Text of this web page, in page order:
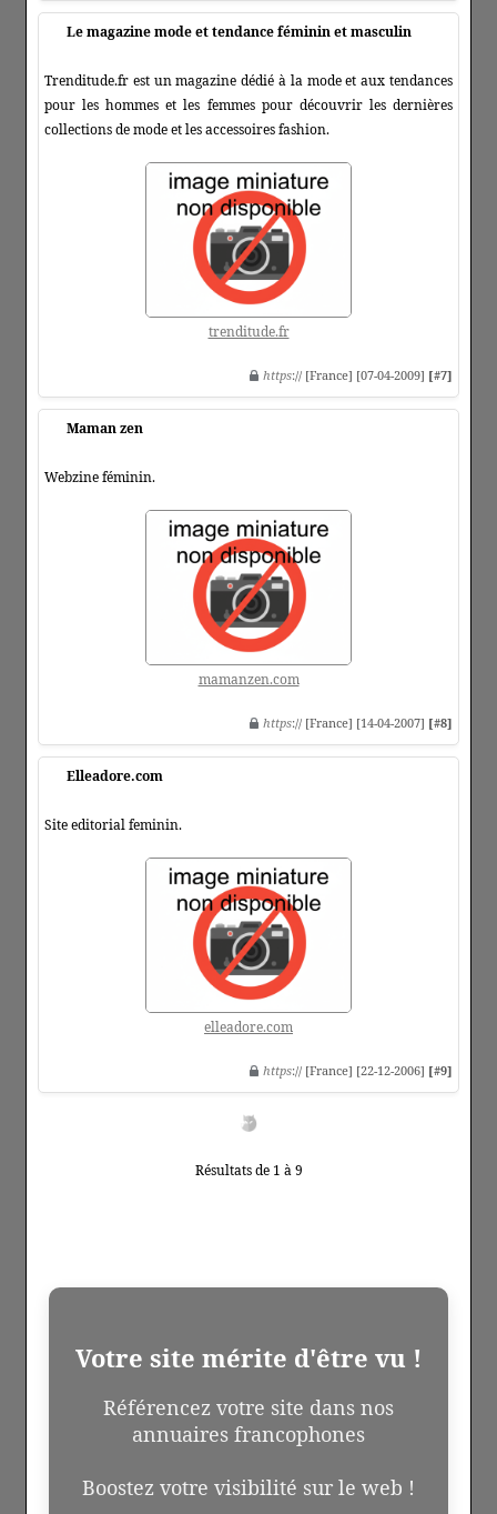
Le magazine mode et tendance féminin et masculin
Trenditude.fr est un magazine dédié à la mode et aux tendances
pour les hommes et les femmes pour découvrir les dernières
collections de mode et les accessoires fashion.
trenditude.fr
https:// [France] [07-04-2009] [#7]
Maman zen
Webzine féminin.
mamanzen.com
https:// [France] [14-04-2007] [#8]
Elleadore.com
Site editorial feminin.
elleadore.com
https:// [France] [22-12-2006] [#9]
Résultats de 1 à 9
Votre site mérite d'être vu !
Référencez votre site dans nos
annuaires francophones
Boostez votre visibilité sur le web !